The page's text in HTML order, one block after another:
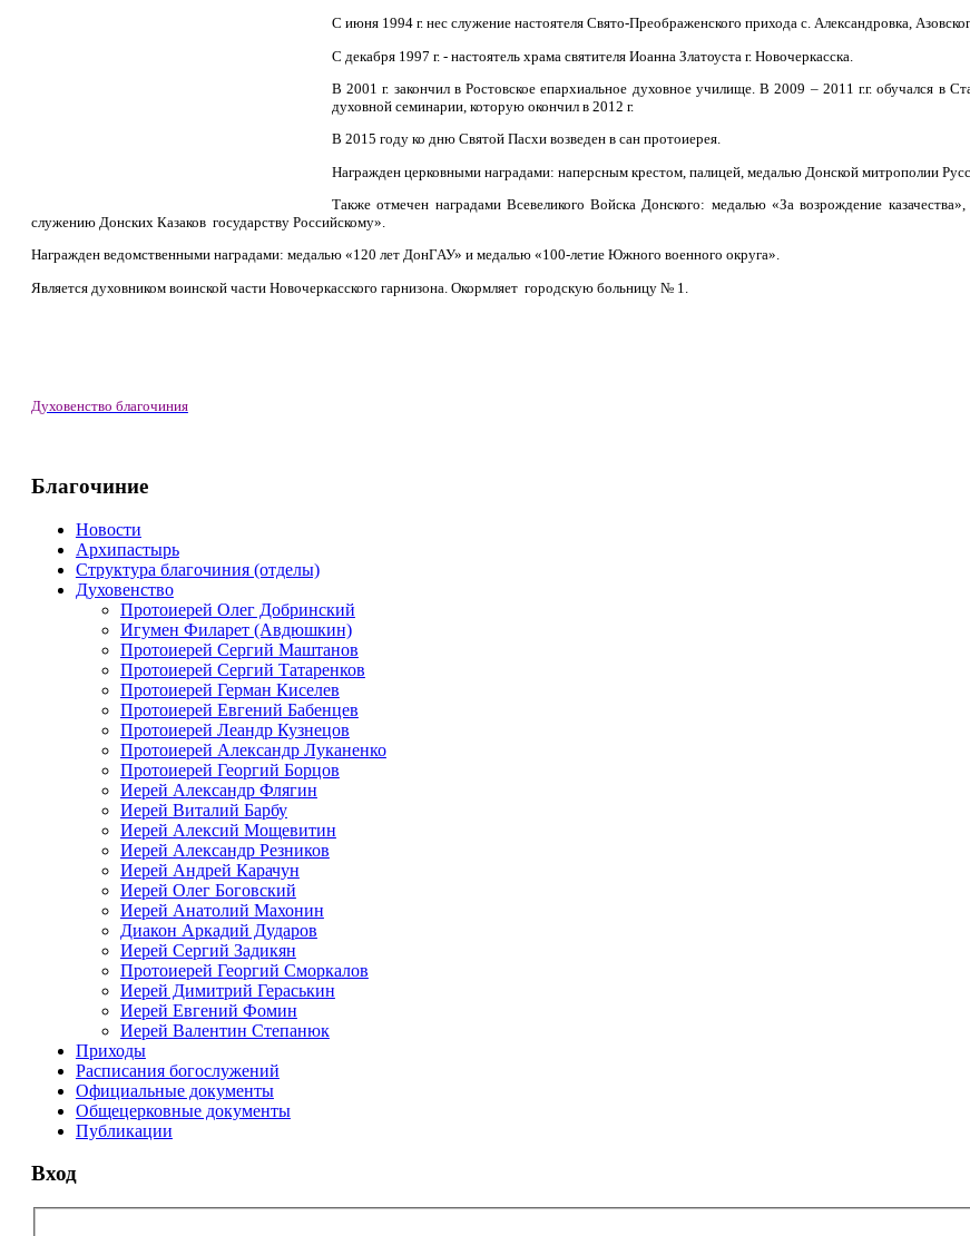
С июня 1994 г. нес служение настоятеля Свято-Преображенского прихода с. Александровка,
С декабря 1997 г. - настоятель храма святителя Иоанна Златоуста г. Новочеркасска.
В 2001 г. закончил в Ростовское епархиальное духовное училище. В 2009 – 2011 г.г. обучался в
духовной семинарии, которую окончил в 2012 г.
В 2015 году ко дню Святой Пасхи возведен в сан протоиерея.
Награжден церковными наградами: наперсным крестом, палицей, медалью Донской митрополии
Также отмечен наградами Всевеликого Войска Донского: медалью «За возрождение
служению Донских Казаков государству Российскому».
Награжден ведомственными наградами: медалью «120 лет ДонГАУ» и медалью «100-летие Южного военного округа».
Является духовником воинской части Новочеркасского гарнизона. Окормляет городскую больницу № 1.
Духовенство благочиния
Благочиние
Новости
Архипастырь
Структура благочиния (отделы)
Духовенство
Протоиерей Олег Добринский
Игумен Филарет (Авдюшкин)
Протоиерей Сергий Маштанов
Протоиерей Сергий Татаренков
Протоиерей Герман Киселев
Протоиерей Евгений Бабенцев
Протоиерей Леандр Кузнецов
Протоиерей Александр Луканенко
Протоиерей Георгий Борцов
Иерей Александр Флягин
Иерей Виталий Барбу
Иерей Алексий Мощевитин
Иерей Александр Резников
Иерей Андрей Карачун
Иерей Олег Боговский
Иерей Анатолий Махонин
Диакон Аркадий Дударов
Иерей Сергий Задикян
Протоиерей Георгий Сморкалов
Иерей Димитрий Гераськин
Иерей Евгений Фомин
Иерей Валентин Степанюк
Приходы
Расписания богослужений
Официальные документы
Общецерковные документы
Публикации
Вход